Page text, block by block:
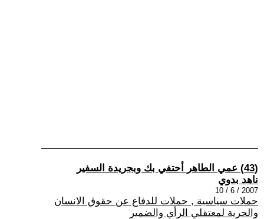
(43) عمي الطاهر أحتفي بك وبجريدة السفير
ناهد بدوي
2007 / 6 / 10
حملات سياسية , حملات للدفاع عن حقوق الانسان
والحرية لمعتقلي الرأي والضمير